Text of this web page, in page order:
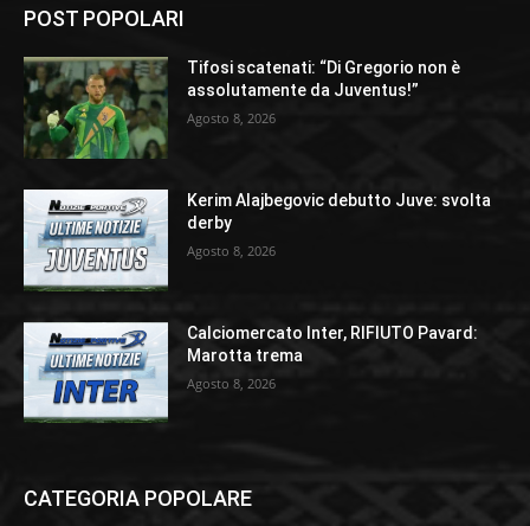
POST POPOLARI
Tifosi scatenati: “Di Gregorio non è
assolutamente da Juventus!”
Agosto 8, 2026
Kerim Alajbegovic debutto Juve: svolta
derby
Agosto 8, 2026
Calciomercato Inter, RIFIUTO Pavard:
Marotta trema
Agosto 8, 2026
CATEGORIA POPOLARE